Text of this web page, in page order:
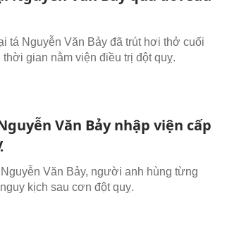
tá Nguyễn Văn Bảy đã trút hơi thở cuối
gian nằm viện điều trị đột quỵ.
Văn Bảy nhập viện cấp
Văn Bảy, người anh hùng từng
kịch sau cơn đột quỵ.